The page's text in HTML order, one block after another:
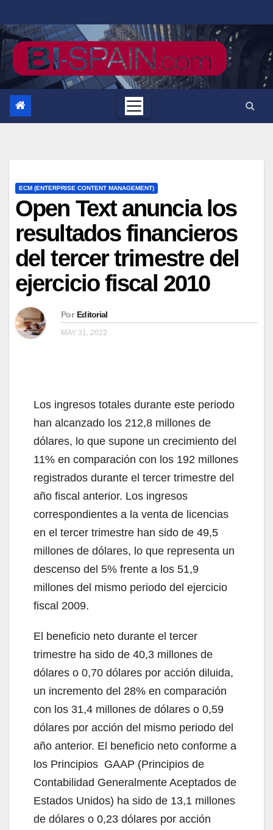
al
contenido
ECM (ENTERPRISE CONTENT MANAGEMENT)
Open Text anuncia los
resultados financieros
del tercer trimestre del
ejercicio fiscal 2010
Por Editorial
MAY 31, 2022
Los ingresos totales durante este periodo
han alcanzado los 212,8 millones de
dólares, lo que supone un crecimiento del
11% en comparación con los 192 millones
registrados durante el tercer trimestre del
año fiscal anterior. Los ingresos
correspondientes a la venta de licencias
en el tercer trimestre han sido de 49,5
millones de dólares, lo que representa un
descenso del 5% frente a los 51,9
millones del mismo periodo del ejercicio
fiscal 2009.
El beneficio neto durante el tercer
trimestre ha sido de 40,3 millones de
dólares o 0,70 dólares por acción diluida,
un incremento del 28% en comparación
con los 31,4 millones de dólares o 0,59
dólares por acción del mismo periodo del
año anterior. El beneficio neto conforme a
los Principios GAAP (Principios de
Contabilidad Generalmente Aceptados de
Estados Unidos) ha sido de 13,1 millones
de dólares o 0,23 dólares por acción